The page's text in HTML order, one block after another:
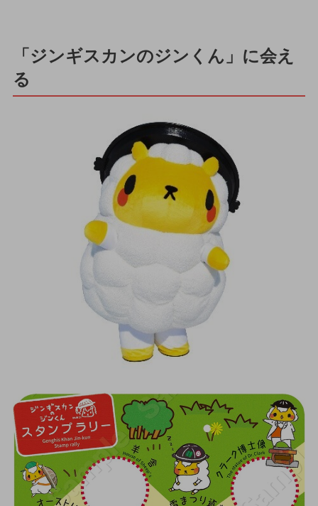
「ジンギスカンのジンくん」に会え
る